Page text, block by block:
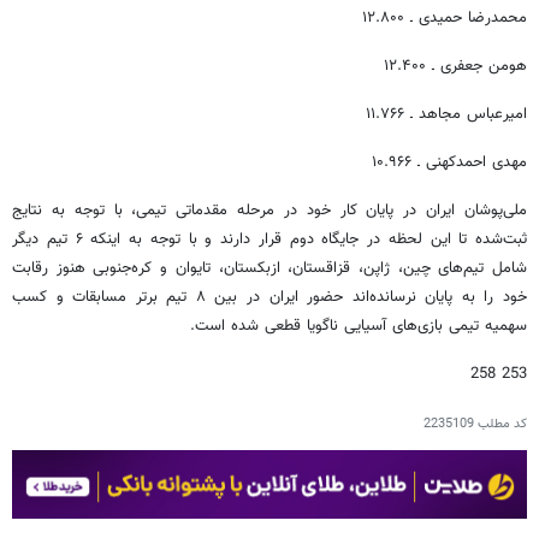
محمدرضا حمیدی ـ ۱۲.۸۰۰
هومن جعفری ـ ۱۲.۴۰۰
امیرعباس مجاهد ـ ۱۱.۷۶۶
مهدی احمدکهنی ـ ۱۰.۹۶۶
ملی‌پوشان ایران در پایان کار خود در مرحله مقدماتی تیمی، با توجه به نتایج
ثبت‌شده تا این لحظه در جایگاه دوم قرار دارند و با توجه به اینکه ۶ تیم دیگر
شامل تیم‌های چین، ژاپن، قزاقستان، ازبکستان، تایوان و کره‌جنوبی هنوز رقابت
خود را به پایان نرسانده‌اند حضور ایران در بین ۸ تیم برتر مسابقات و کسب
سهمیه تیمی بازی‌های آسیایی ناگویا قطعی شده است.
253 258
کد مطلب2235109